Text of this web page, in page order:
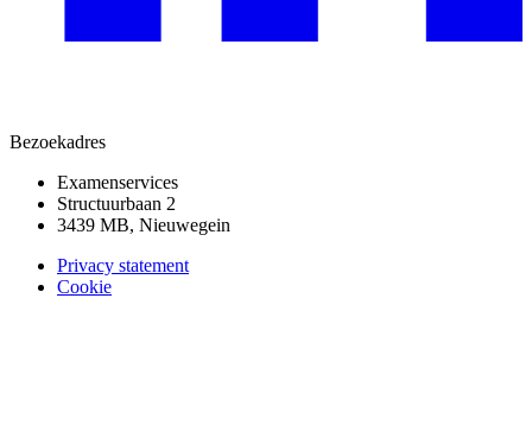
Bezoekadres
Examenservices
Structuurbaan 2
3439 MB, Nieuwegein
Privacy statement
Cookie